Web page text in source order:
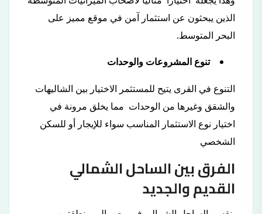
الذين يبحثون عن استثمار آمن في موقع مميز على
البحر المتوسط.
تنوع المشروعات والوحدات
التنوع في القرى يتيح للمستثمر الاختيار بين الشاليهات
والشقق وغيرها من الوحدات مما يخلق مرونة في
اختيار نوع الاستثمار المناسب سواء للإيجار أو للسكن
الشخصي
الفرق بين الساحل الشمالي
القديم والجديد